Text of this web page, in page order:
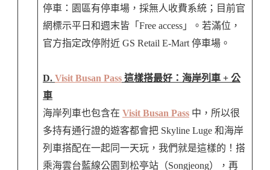
停車：園區有停車場，採無人收費系統；目前官
網標示平日和週末皆「Free access」。若滿位，
官方指定改停附近 GS Retail E-Mart 停車場。
D. Visit Busan Pass這樣搭最好：海岸列車 + 公
車
海岸列車也包含在 Visit Busan Pass中，所以很
多持有通行證的遊客都會把 Skyline Luge 和海岸
列車搭配在一起同一天玩，我們就是這樣的！搭
乘海雲台藍線公園到松亭站（Songjeong），再